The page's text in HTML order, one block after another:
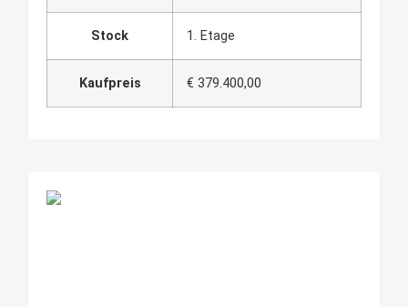
Stock 1. Etage
Kaufpreis € 379.400,00